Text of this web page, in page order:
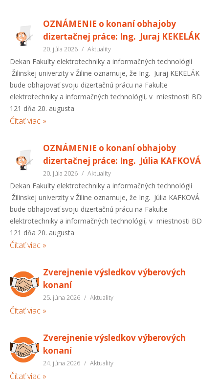
OZNÁMENIE o konaní obhajoby
dizertačnej práce: Ing. Juraj KEKELÁK
20. júla 2026 / Aktuality
Dekan Fakulty elektrotechniky a informačných technológií
Žilinskej univerzity v Žiline oznamuje, že Ing. Juraj KEKELÁK
bude obhajovať svoju dizertačnú prácu na Fakulte
elektrotechniky a informačných technológií, v miestnosti BD
121 dňa 20. augusta
Čítať viac »
OZNÁMENIE o konaní obhajoby
dizertačnej práce: Ing. Júlia KAFKOVÁ
20. júla 2026 / Aktuality
Dekan Fakulty elektrotechniky a informačných technológií
Žilinskej univerzity v Žiline oznamuje, že Ing. Júlia KAFKOVÁ
bude obhajovať svoju dizertačnú prácu na Fakulte
elektrotechniky a informačných technológií, v miestnosti BD
121 dňa 20. augusta
Čítať viac »
Zverejnenie výsledkov výberových
konaní
25. júna 2026 / Aktuality
Čítať viac »
Zverejnenie výsledkov výberových
konaní
24. júna 2026 / Aktuality
Čítať viac »